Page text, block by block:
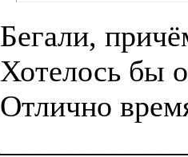
Бегали,
Хотелось бы
Отлично